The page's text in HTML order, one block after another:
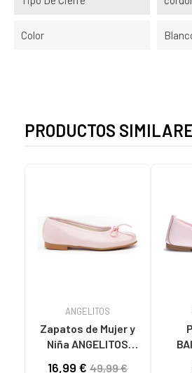
Color
PRODUCTOS
ANGELITOS
Zapatos de Mujer y
Niña ANGELITOS
16,99 € 49,99 €